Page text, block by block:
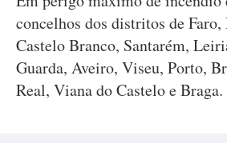
concelhos dos distritos de Faro,
Castelo Branco, Santarém,
Guarda, Aveiro, Viseu, Porto,
Real, Viana do Castelo e Braga.